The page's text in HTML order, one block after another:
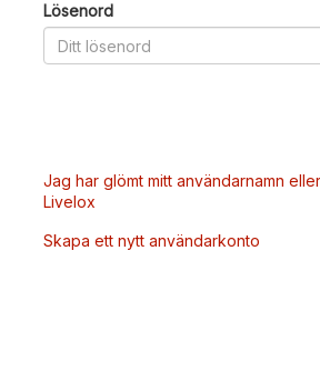
Lösenord
Jag har glömt mitt användarnamn
Livelox
Skapa ett nytt användarkonto